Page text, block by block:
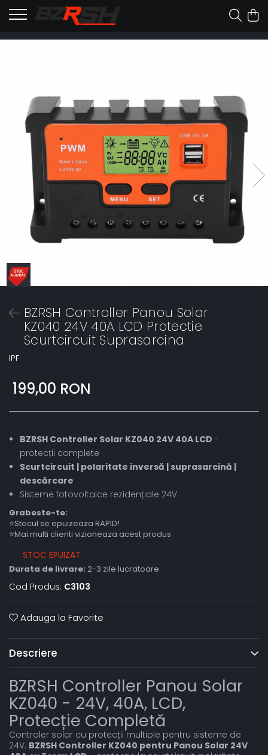
BZRSH Controller Panou Solar
KZ040 24V 40A LCD Protectie
Scurtcircuit Suprasarcina
IPF
199,00 RON
BZRSH Controller Solar KZ040 24V 40A LCD -
protecții complete
Scurtcircuit | polaritate inversă | suprasarcină |
descărcare
Sisteme fotovoltaice rezidențiale 24V
Grabeste-te:
⭐Stocul se epuizeaza RAPID!
⭐Mai multi clienti vizioneaza acest produs
STOC EPUIZAT
Durata de livrare: 2-3 zile lucratoare
Cod Produs: C3103
Adauga la Favorite
Descriere
BZRSH Controller Panou Solar
KZ040 - 24V, 40A, LCD,
Protecție Completă
Controler solar cu protecții multiple pentru sisteme de
24V. BZRSH Controller KZ040 pentru Panou Solar 24V